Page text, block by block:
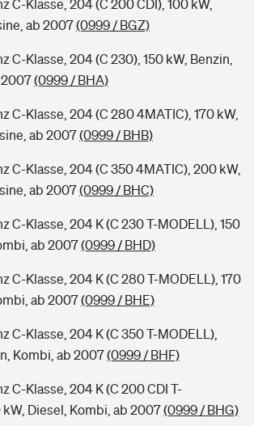
C-Klasse, 204 (C 200 CDI), 100 kW,
ab 2007(0999 / BGZ)
C-Klasse, 204 (C 230), 150 kW, Benzin,
(0999 / BHA)
C-Klasse, 204 (C 280 4MATIC), 170 kW,
ab 2007(0999 / BHB)
C-Klasse, 204 (C 350 4MATIC), 200 kW,
ab 2007(0999 / BHC)
C-Klasse, 204 K (C 230 T-MODELL), 150
ab 2007(0999 / BHD)
C-Klasse, 204 K (C 280 T-MODELL), 170
ab 2007(0999 / BHE)
C-Klasse, 204 K (C 350 T-MODELL),
Kombi, ab 2007(0999 / BHF)
C-Klasse, 204 K (C 200 CDI T-
kW, Diesel, Kombi, ab 2007(0999 / BHG)